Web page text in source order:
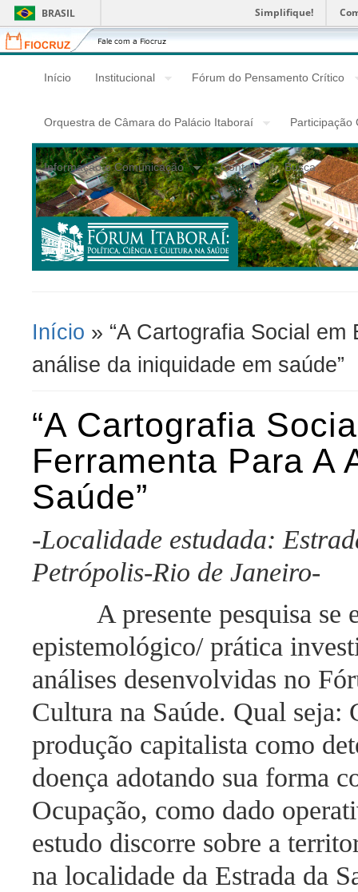
BRASIL Simplifique!
Fiocruz
Fale
com
Fiocruz
Início Institucional Fórum do Pensamento Crítico
Orquestra de Câmara do Palácio Itaboraí Participação
Informação e Comunicação Contato Busca
Você Está Aqui
Início » “A Cartografia Social
análise da iniquidade em saúde”
“A Cartografia
Ferramenta Para A
Saúde”
-Localidade estudada:
Petrópolis-Rio de Janeiro-
A presente pesquisa
epistemológico/ prática
análises desenvolvidas no
Cultura na Saúde. Qual seja:
produção capitalista como
doença adotando sua forma
Ocupação, como dado
estudo discorre sobre a
na localidade da Estrada da